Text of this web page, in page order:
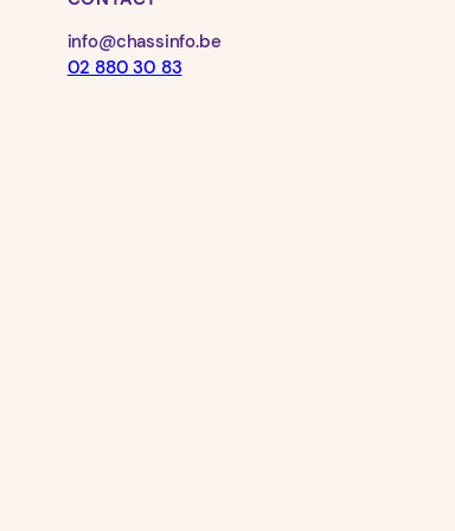
info@chassinfo.be
02 880 30 83